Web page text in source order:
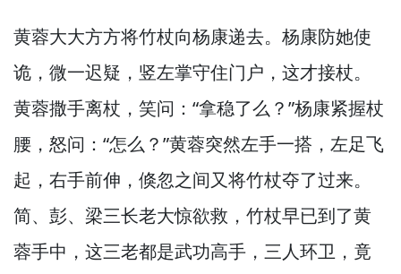
黄蓉大大方方将竹杖向杨康递去。 杨康防她使
诡， 微一迟疑， 竖左掌守住门户， 这才接杖。
黄蓉撒手离杖， 笑问：“拿稳了么？”杨康紧握杖
腰， 怒问：“怎么？”黄蓉突然左手一搭， 左足飞
起， 右手前伸， 倏忽之间又将竹杖夺了过来。
简、彭、梁三长老大惊欲救， 竹杖早已到了黄
蓉手中， 这三老都是武功高手， 三人环卫， 竟